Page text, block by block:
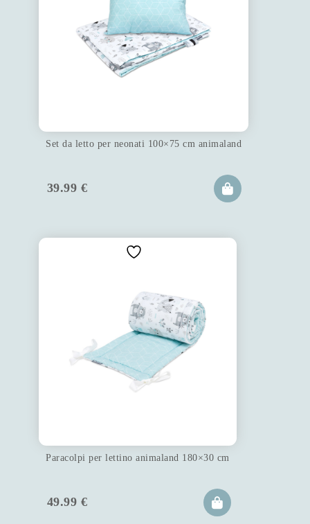
Set da letto per neonati 100×75 cm animaland
39.99 €
Paracolpi per lettino animaland 180×30 cm
49.99 €